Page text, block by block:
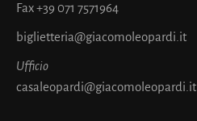
Fax+39 071 7571964
biglietteria@giacomoleopardi.it
Ufficio
casaleopardi@giacomoleopardi.it